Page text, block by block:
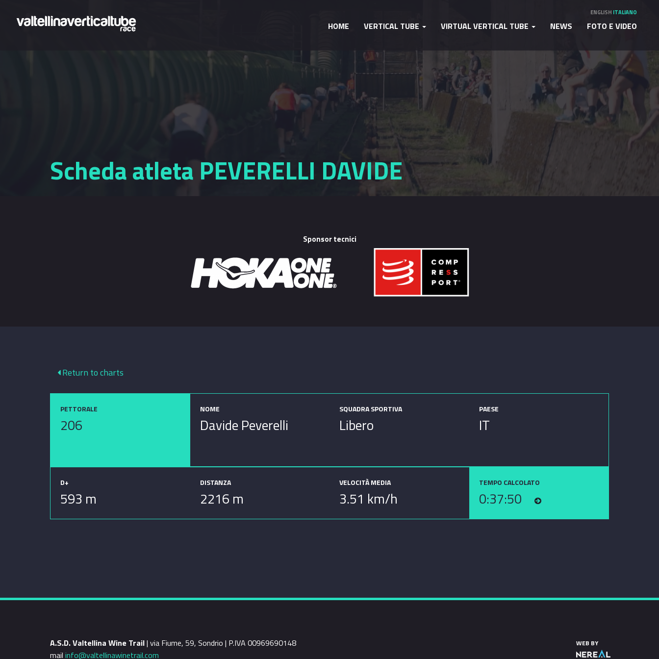
HOME VERTICAL TUBE VIRTUAL VERTICAL TUBE NEWS FOTO E VIDEO
ENGLISH ITALIANO
Scheda atleta PEVERELLI DAVIDE
Sponsor tecnici
Return to charts
PETTORALE
206
NOME
Davide Peverelli
SQUADRA SPORTIVA
Libero
PAESE
IT
D+
593 m
DISTANZA
2216 m
VELOCITÀ MEDIA
3.51 km/h
TEMPO CALCOLATO
0:37:50
A.S.D. Valtellina Wine Trail| via Fiume, 59, Sondrio | P.IVA 00969690148
mail info@valtellinawinetrail.com
WEB BY